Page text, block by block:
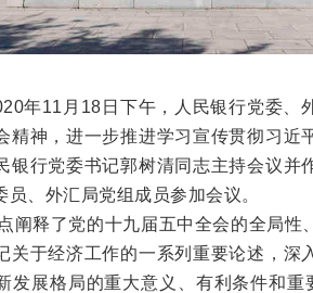
年11月18日下午，人民银行党委、
精神，进一步推进学习宣传贯彻习近
银行党委书记郭树清同志主持会议并
、外汇局党组成员参加会议。
阐释了党的十九届五中全会的全局性
关于经济工作的一系列重要论述，深
发展格局的重大意义、有利条件和重